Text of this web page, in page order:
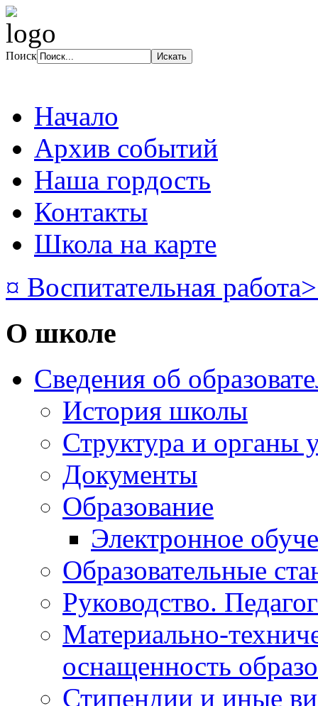
Поиск
Начало
Архив событий
Наша гордость
Контакты
Школа на карте
¤ Воспитательная
О школе
Сведения об
История школы
Структура и органы
Документы
Образование
Электронное
Образовательные
Руководство.
Материально-
оснащенность
Стипендии и иные